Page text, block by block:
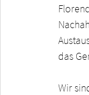
das
Wir